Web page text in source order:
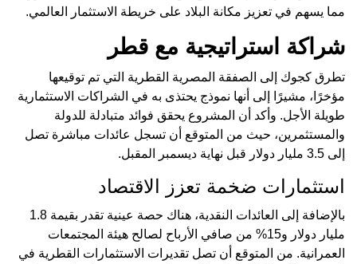
مما يسهم في تعزيز مكانة البلاد على خريطة الاستثمار العالمي.
شراكة استراتيجية مع قطر
تطرق كجوك إلى الصفقة المصرية القطرية التي تم توقيعها
مؤخرًا، مشيرًا إلى أنها نموذج يحتذى به في الشراكات الاستثمارية
طويلة الأجل. وأكد أن المشروع يحقق فوائد متبادلة للدولة
والمستثمرين، حيث من المتوقع أن تسجل عائدات مباشرة تصل
إلى 3.5 مليار دولار قبل نهاية ديسمبر المقبل.
استثمارات ضخمة تعزز الاقتصاد
بالإضافة إلى العائدات النقدية، هناك حصة عينية تقدر بقيمة 1.8
مليار دولار و15% من صافي الأرباح لصالح هيئة المجتمعات
العمرانية. من المتوقع أن تصل تقديرات الاستثمارات القطرية في